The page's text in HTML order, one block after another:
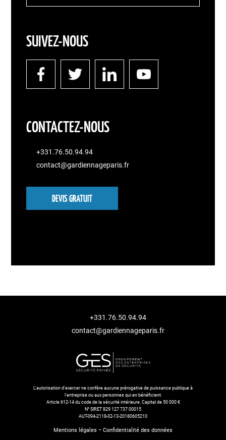
SUIVEZ-NOUS
CONTACTEZ-NOUS
+331.76.50.94.94
contact@gardiennageparis.fr
DEVIS GRATUIT
+331.76.50.94.94
contact@gardiennageparis.fr
L'autorisation d'exercer ne confère aucune prérogative de puissance publique à
l'entreprise ou aux personnes qui en bénéficient.
Article 612-14 du code de la sécurité intérieure. Capital de 50 000 €
N° SIRET 829 127 737 00015
AUT-094-2118-02-13-20180605210
Mentions légales - Confidentialité des données